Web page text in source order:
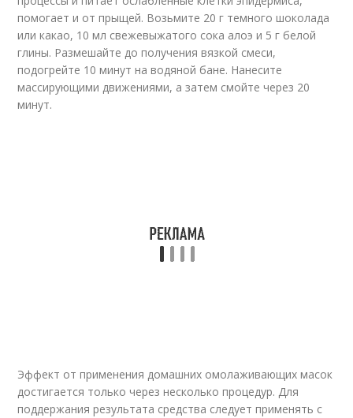
помогает и от прыщей. Возьмите 20 г темного шоколада
или какао, 10 мл свежевыжатого сока алоэ и 5 г белой
глины. Размешайте до получения вязкой смеси,
подогрейте 10 минут на водяной бане. Нанесите
массирующими движениями, а затем смойте через 20
минут.
Эффект от применения домашних омолаживающих масок
достигается только через несколько процедур. Для
поддержания результата средства следует применять с